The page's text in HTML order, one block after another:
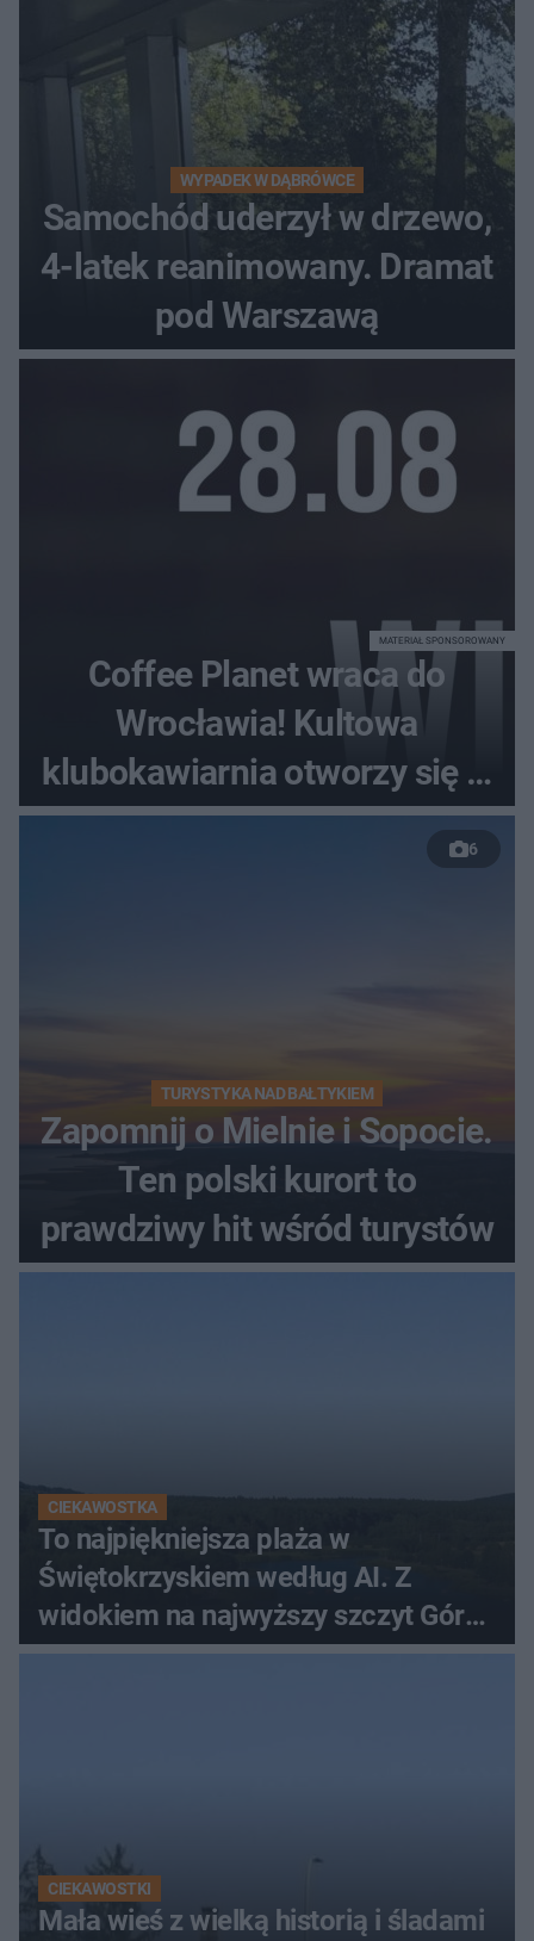
WYPADEK W DĄBRÓWCE
Samochód uderzył w drzewo,
4-latek reanimowany. Dramat
pod Warszawą
Coffee Planet wraca do
Wrocławia! Kultowa
klubokawiarnia otworzy się w
nowym miejscu
MATERIAŁ SPONSOROWANY
6
TURYSTYKA NAD BAŁTYKIEM
Zapomnij o Mielnie i Sopocie.
Ten polski kurort to
prawdziwy hit wśród turystów
CIEKAWOSTKA
To najpiękniejsza plaża w
Świętokrzyskiem według AI. Z
widokiem na najwyższy szczyt Gór
Świętokrzyskich
CIEKAWOSTKI
Mała wieś z wielką historią i śladami